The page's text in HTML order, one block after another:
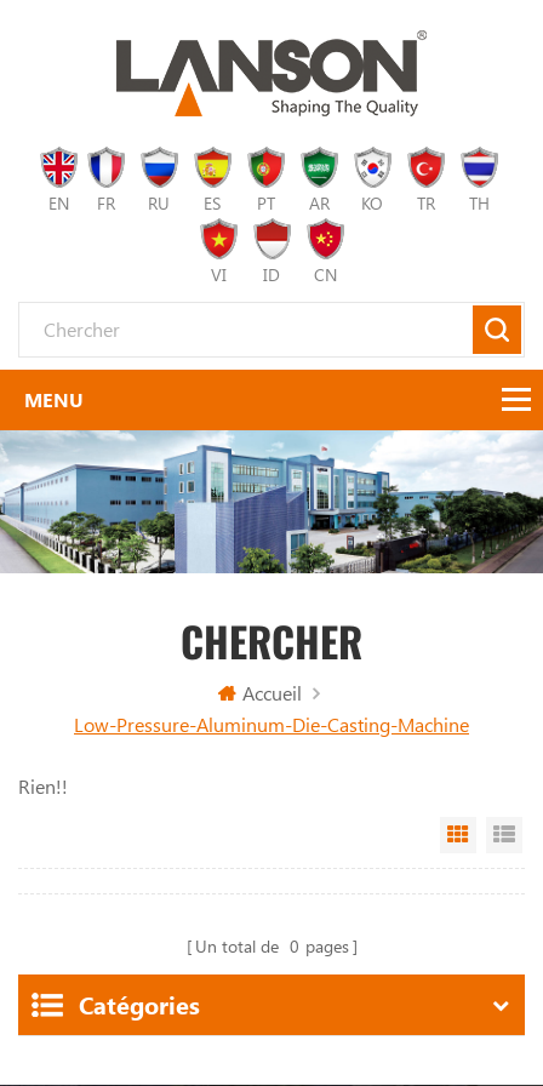
EN FR RU ES PT AR KO TR TH
VI ID CN
CHERCHER
Accueil
Low-Pressure-Aluminum-Die-Casting-Machine
Rien!!
Grid
Un total de 0 pages
Catégories